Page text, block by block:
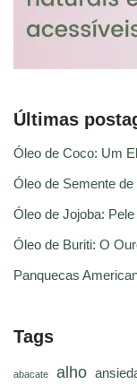
Últimas
Óleo de Coco: Um
Óleo de Semente
Óleo de Jojoba:
Óleo de Buriti: O
Panquecas
Tags
abacate alho